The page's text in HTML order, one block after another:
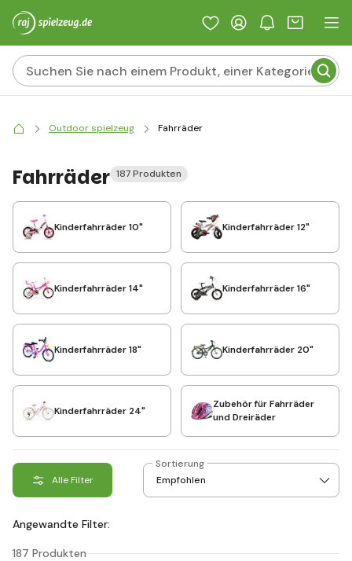
Outdoor spielzeug Fahrräder
Fahrräder 187 Produkten
Kinderfahrräder 10" Kinderfahrräder 12"
Kinderfahrräder 14" Kinderfahrräder 16"
Kinderfahrräder 18" Kinderfahrräder 20"
Kinderfahrräder 24"
Zubehör für Fahrräder
und Dreiräder
Alle Filter
Sortierung
Angewandte Filter:
187 Produkten